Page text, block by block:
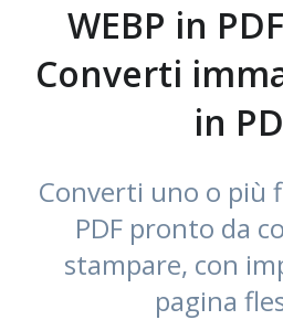
WEBP in
Converti
in
Converti uno o più
PDF pronto da
stampare, con
pagina